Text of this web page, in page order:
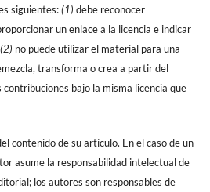
siguientes:(1) debe reconocer
un enlace a la licencia e indicar
(2) no puede utilizar el material para una
transforma o crea a partir del
bajo la misma licencia que
contenido de su artículo. En el caso de un
asume la responsabilidad intelectual de
los autores son responsables de